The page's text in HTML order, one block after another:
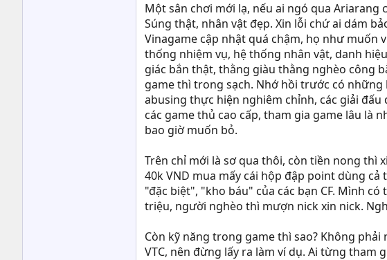
Một sân chơi mới lạ, nếu ai ngó qua
Súng thật, nhân vật đẹp. Xin lỗi chứ ai dám
Vinagame cập nhật quá chậm, họ như muốn
thống nhiệm vụ, hệ thống nhân vật, danh
giác bắn thật, thằng giàu thằng nghèo công
game thì trong sạch. Nhớ hồi trước có những
abusing thực hiện nghiêm chỉnh, các giải
các game thủ cao cấp, tham gia game lâu là
bao giờ muốn bỏ.
Trên chỉ mới là sơ qua thôi, còn tiền nong thì
40k VND mua mấy cái hộp đập point dùng
"đặc biệt", "kho báu" của các bạn CF. Mình
triệu, người nghèo thì mượn nick xin nick.
Còn kỹ năng trong game thì sao? Không phải
VTC, nên đừng lấy ra làm ví dụ. Ai từng tham